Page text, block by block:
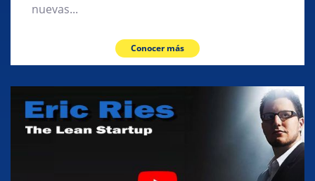
nuevas...
Conocer más